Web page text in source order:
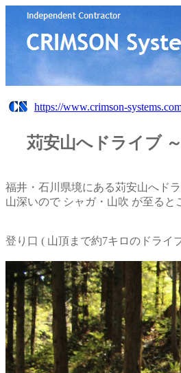
https://www.crimson-
苅安山へドライブ
福井・石川県境にある苅安山へド
山深いので シャガ・山吹 が至ると
登り口 ( 山頂まで約7キロのドライ